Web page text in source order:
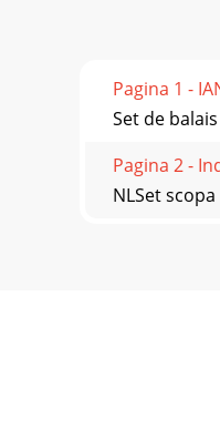
Pagina 1 -
Set de
Pagina 2 -
NLSet